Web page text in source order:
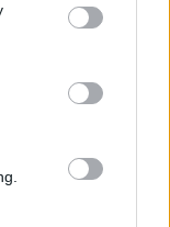
or more Google
including but
You may click to
party tags to